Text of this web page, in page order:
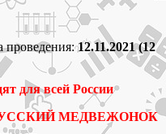
проведения:12.11.2021 (12
для всей России
МЕДВЕЖОНОК